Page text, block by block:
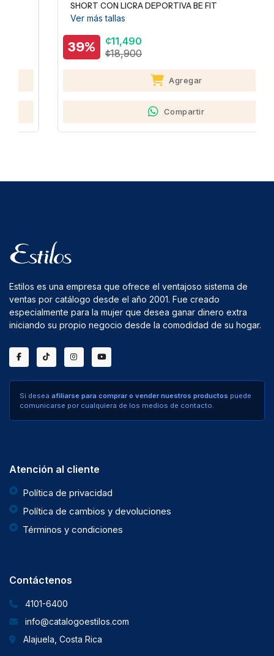
SHORT CON LICRA DEPORTIVA BE FIT
Ver más tallas
¢11,490
¢18,900
Agregar
Compartir
Estilos es una empresa que ofrece el ventajoso sistema de
ventas por catálogo desde el año 2001. Fue creado
especialmente para la mujer que desea ganar dinero extra
iniciando su propio negocio desde la comodidad de su hogar.
Si desea afiliarse para comprar o vender nuestros productos puede
comunicarse por cualquiera de los medios de contacto.
Atención al cliente
Política de privacidad
Política de cambios y devoluciones
Términos y condiciones
Contáctenos
4101-6400
info@catalogoestilos.com
Alajuela, Costa Rica